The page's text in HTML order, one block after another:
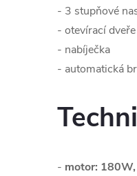
- 3 stupňové
- otevírací dveře
- nabíječka
- automatická
- motor: